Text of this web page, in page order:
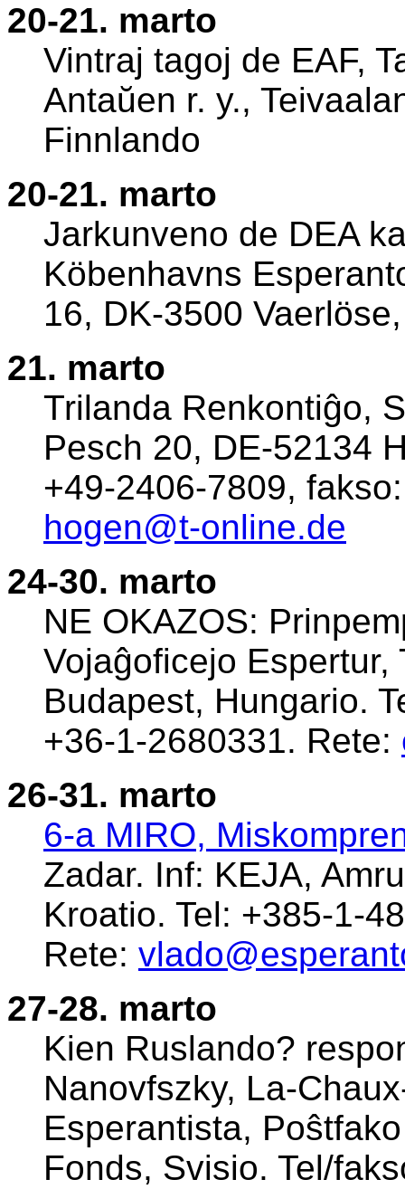
20-21. marto
Vintraj tagoj de EAF,
Antaŭen r. y.,
Finnlando
20-21. marto
Jarkunveno de DEA
Köbenhavns
16, DK-3500
21. marto
Trilanda Renkontiĝo,
Pesch 20, DE-52134
+49-2406-7809,
hogen@t-online.de
24-30. marto
NE OKAZOS:
Vojaĝoficejo Espertur,
Budapest, Hungario.
+36-1-2680331. Rete:
26-31. marto
6-a MIRO,
Zadar. Inf: KEJA,
Kroatio. Tel: +385-1-
Rete:
27-28. marto
Kien Ruslando?
Nanovfszky, La-
Esperantista,
Fonds, Svisio. Tel/